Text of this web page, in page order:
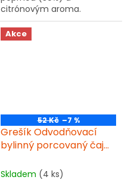
citrónovým aroma.
Připravuje se ve studené
vodě za 5 minut. Obsahuje
kofein.
Akce
52 Kč –7 %
Grešík Odvodňovací
bylinný porcovaný čaj
Skladem (4 ks)